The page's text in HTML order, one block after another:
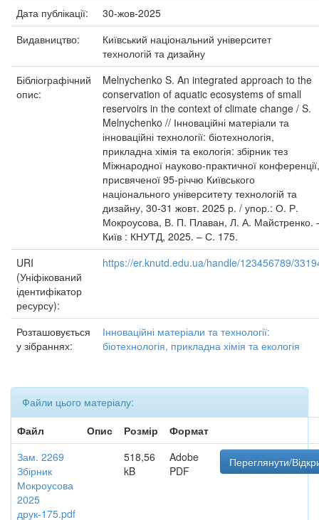
Дата публікації:
30-жов-2025
Видавництво:
Київський національний університет
технологій та дизайну
Бібліографічний
опис:
Melnychenko S. An integrated approach to the
conservation of aquatic ecosystems of small
reservoirs in the context of climate change / S.
Melnychenko // Інноваційні матеріали та
інноваційні технології: біотехнологія,
прикладна хімія та екологія: збірник тез
Міжнародної науково-практичної конференції,
присвяченої 95-річчю Київського
національного університету технологій та
дизайну, 30-31 жовт. 2025 р. / упор.: О. Р.
Мокроусова, В. П. Плаван, Л. А. Майстренко.
Київ : КНУТД, 2025. – С. 175.
URI
(Уніфікований
ідентифікатор
ресурсу):
https://er.knutd.edu.ua/handle/123456789/
Розташовується
у зібраннях:
Інноваційні матеріали та технології:
біотехнологія, прикладна хімія та екологія
Файли цього матеріалу:
Файл
Опис Розмір
Формат
Зам. 2269
Збірник
Мокроусова
2025
друк-175.pdf
518,56
kB
Adobe
PDF
Переглянути/